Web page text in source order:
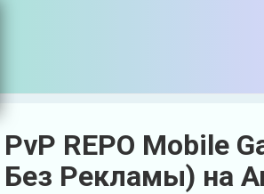
PvP REPO Mobile
Без Рекламы) на